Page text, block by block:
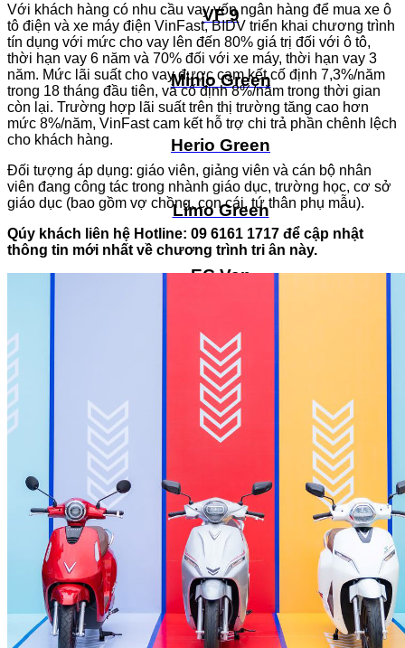
VF 9
Minio Green
Herio Green
Limo Green
EC Van
Vero X
Viper
Kinet
Feliz 2025
Với khách hàng có nhu cầu vay vốn ngân hàng để mua xe ô
tô điện và xe máy điện VinFast, BIDV triển khai chương trình
tín dụng với mức cho vay lên đến 80% giá trị đối với ô tô,
thời hạn vay 6 năm và 70% đối với xe máy, thời hạn vay 3
năm. Mức lãi suất cho vay được cam kết cố định 7,3%/năm
trong 18 tháng đầu tiên, và cố định 8%/năm trong thời gian
còn lại. Trường hợp lãi suất trên thị trường tăng cao hơn
mức 8%/năm, VinFast cam kết hỗ trợ chi trả phần chênh lệch
cho khách hàng.
Đối tượng áp dụng: giáo viên, giảng viên và cán bộ nhân
viên đang công tác trong nhành giáo dục, trường học, cơ sở
giáo dục (bao gồm vợ chồng, con cái, tứ thân phụ mẫu).
Qúy khách liên hệ Hotline: 09 6161 1717 để cập nhật
thông tin mới nhất về chương trình tri ân này.